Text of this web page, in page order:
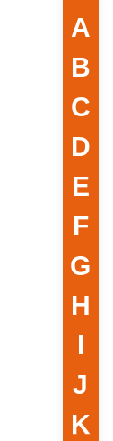
A
B
C
D
E
F
G
H
I
J
K